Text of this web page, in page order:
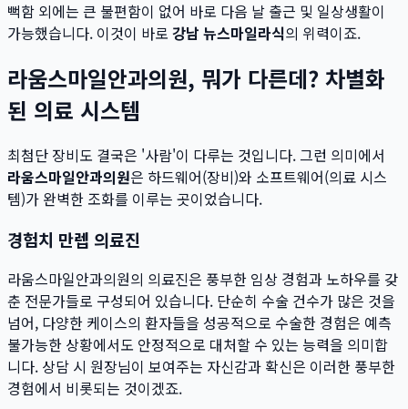
뻑함 외에는 큰 불편함이 없어 바로 다음 날 출근 및 일상생활이
가능했습니다. 이것이 바로 강남 뉴스마일라식의 위력이죠.
라움스마일안과의원, 뭐가 다른데? 차별화
된 의료 시스템
최첨단 장비도 결국은 '사람'이 다루는 것입니다. 그런 의미에서
라움스마일안과의원은 하드웨어(장비)와 소프트웨어(의료 시스
템)가 완벽한 조화를 이루는 곳이었습니다.
경험치 만렙 의료진
라움스마일안과의원의 의료진은 풍부한 임상 경험과 노하우를 갖
춘 전문가들로 구성되어 있습니다. 단순히 수술 건수가 많은 것을
넘어, 다양한 케이스의 환자들을 성공적으로 수술한 경험은 예측
불가능한 상황에서도 안정적으로 대처할 수 있는 능력을 의미합
니다. 상담 시 원장님이 보여주는 자신감과 확신은 이러한 풍부한
경험에서 비롯되는 것이겠죠.